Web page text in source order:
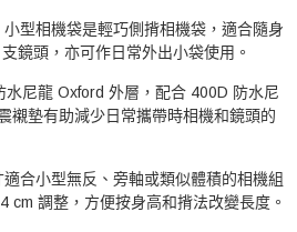
型相機袋是輕巧側揹相機袋，適合隨身
鏡頭，亦可作日常外出小袋使用。
尼龍 Oxford 外層，配合 400D 防水尼
襯墊有助減少日常攜帶時相機和鏡頭的
合小型無反、旁軸或類似體積的相機組
cm 調整，方便按身高和揹法改變長度。